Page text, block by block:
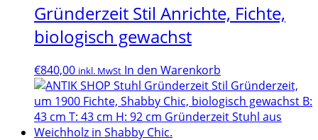
Gründerzeit Stil Anrichte, Fichte,
biologisch gewachst
€840,00 inkl. MwSt In den Warenkorb